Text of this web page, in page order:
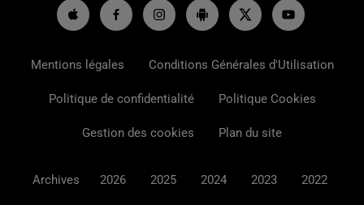
Mentions légales Conditions Générales d'Utilisation
Politique de confidentialité Politique Cookies
Gestion des cookies Plan du site
Archives 2026 2025 2024 2023 2022